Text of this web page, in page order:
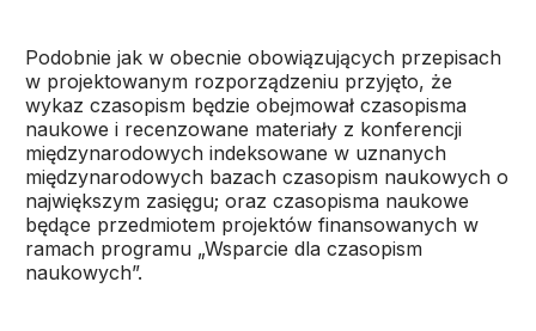
Podobnie jak w obecnie obowiązujących przepisach
w projektowanym rozporządzeniu przyjęto, że
wykaz czasopism będzie obejmował czasopisma
naukowe i recenzowane materiały z konferencji
międzynarodowych indeksowane w uznanych
międzynarodowych bazach czasopism naukowych o
największym zasięgu; oraz czasopisma naukowe
będące przedmiotem projektów finansowanych w
ramach programu „Wsparcie dla czasopism
naukowych”.